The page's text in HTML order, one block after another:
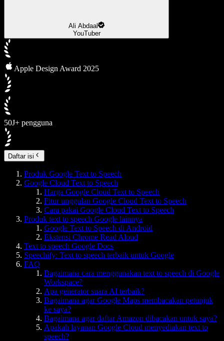
Ali Abdaal
YouTuber
Apple Design Award 2025
50J+ pengguna
Daftar isi
Produk Google Text to Speech
Google Cloud Text to Speech
Harga Google Cloud Text to Speech
Fitur unggulan Google Cloud Text to Speech
Cara pakai Google Cloud Text to Speech
Produk text to speech Google lainnya
Google Text to Speech di Android
Ekstensi Chrome Read Aloud
Text to speech Google Docs
Speechify: Text to speech terbaik untuk Google
FAQ
Bagaimana cara menggunakan text to speech di Google
Workspace?
Apa generator suara AI terbaik?
Bagaimana agar Google Maps membacakan petunjuk
ke saya?
Bagaimana agar daftar Amazon dibacakan untuk saya?
Apakah layanan Google Cloud menyediakan text to
speech?